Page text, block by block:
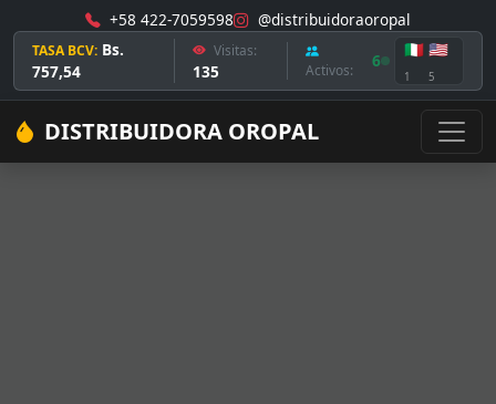
+58 422-7059598 @distribuidoraoropal
TASA BCV: Bs.
757,54
Visitas:
135 Activos: 6
🇮🇹
1
🇺🇸
5
DISTRIBUIDORA OROPAL